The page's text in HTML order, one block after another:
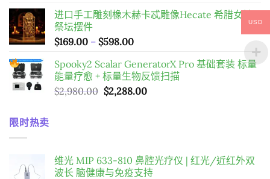
範
$98.00
$198.00
进口手工雕刻橡木赫卡忒雕像Hecate 希腊女神
祭坛摆件
$169.00 – $598.00價
範
圍：
$169.00
Spooky2 Scalar GeneratorX Pro 基础套装 标量
能量疗愈 + 标量生物反馈扫描
$2,980.00 原
$2,288.00目
限时热卖
维光 MIP 633-810 鼻腔光疗仪 | 红光/近红外双
波长 脑健康与免疫支持
USD